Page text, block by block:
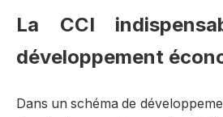
La CCI
développement
Dans un schéma de